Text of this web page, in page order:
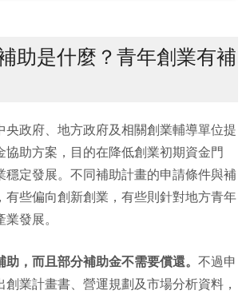
助是什麼？青年創業有補
央政府、地方政府及相關創業輔導單位提
協助方案，目的在降低創業初期資金門
穩定發展。不同補助計畫的申請條件與補
有些偏向創新創業，有些則針對地方青年
發展。
，而且部分補助金不需要償還。 不過申
業計畫書、營運規劃及市場分析資料，